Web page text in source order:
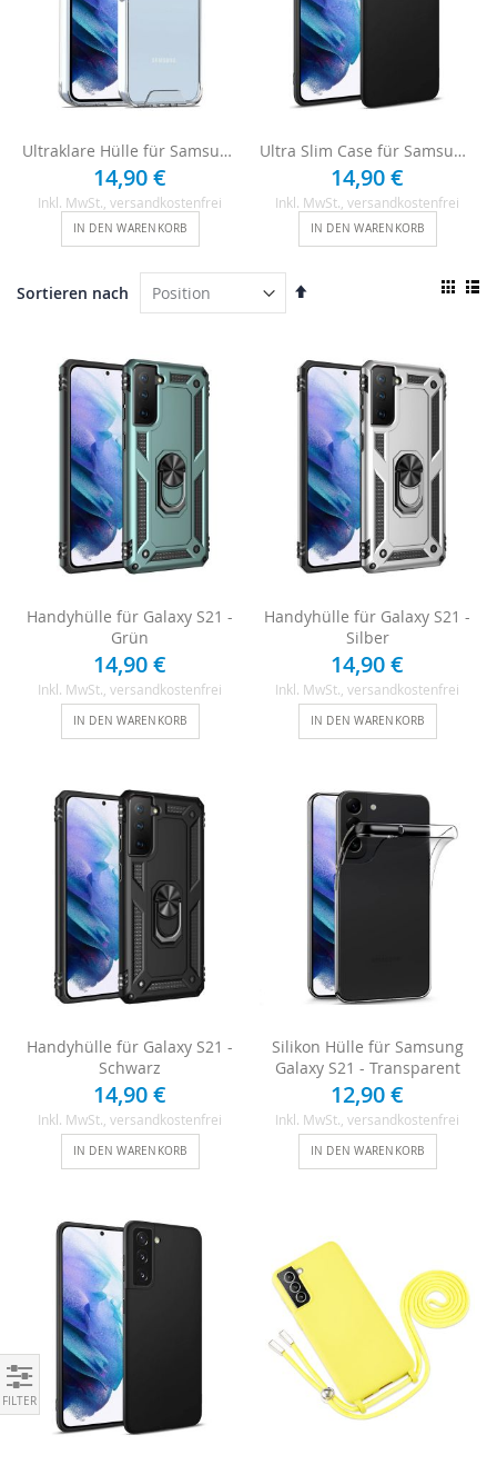
Ultraklare Hülle für Samsung Galaxy S21 - Transparent
14,90 €
Inkl. MwSt., versandkostenfrei
IN DEN WARENKORB
Ultra Slim Case für Samsung Galaxy S21 - Schwarz
14,90 €
Inkl. MwSt., versandkostenfrei
IN DEN WARENKORB
Sortieren nach
In
Handyhülle für Galaxy S21 -
Grün
14,90 €
Inkl. MwSt. , versandkostenfrei
IN DEN WARENKORB
Handyhülle für Galaxy S21 -
Silber
14,90 €
Inkl. MwSt. , versandkostenfrei
IN DEN WARENKORB
Handyhülle für Galaxy S21 -
Schwarz
14,90 €
Inkl. MwSt. , versandkostenfrei
IN DEN WARENKORB
Silikon Hülle für Samsung
Galaxy S21 - Transparent
12,90 €
Inkl. MwSt. , versandkostenfrei
IN DEN WARENKORB
Einkaufen nach